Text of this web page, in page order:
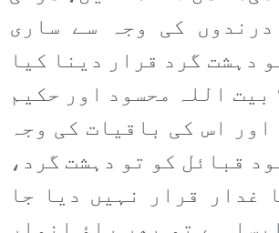
کی وجہ سے ساری
دہشت گرد قرار دینا کیا
بیت اللہ محسود اور حکیم
اس کی باقیات کی وجہ
قبائل کو تو دہشت گرد،
غدار قرار نہیں دیا جا